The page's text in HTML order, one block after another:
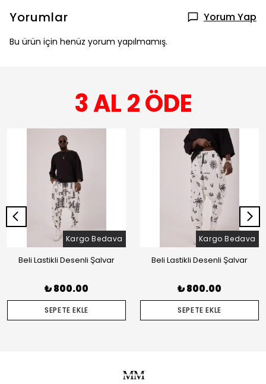
Yorumlar Yorum Yap
Bu ürün için henüz yorum yapılmamış.
3 AL 2 ÖDE
Kargo Bedava
Beli Lastikli Desenli Şalvar
₺ 800.00
SEPETE EKLE
Kargo Bedava
Beli Lastikli Desenli Şalvar
₺ 800.00
SEPETE EKLE